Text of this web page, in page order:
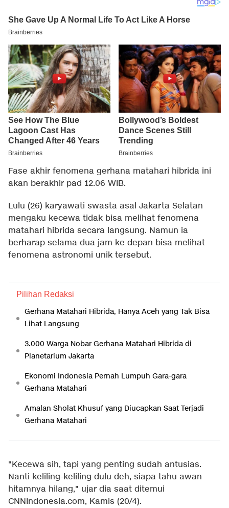
Fase akhir fenomena gerhana matahari hibrida ini
akan berakhir pad 12.06 WIB.
Lulu (26) karyawati swasta asal Jakarta Selatan
mengaku kecewa tidak bisa melihat fenomena
matahari hibrida secara langsung. Namun ia
berharap selama dua jam ke depan bisa melihat
fenomena astronomi unik tersebut.
Pilihan Redaksi
Gerhana Matahari Hibrida, Hanya Aceh yang Tak Bisa
Lihat Langsung
3.000 Warga Nobar Gerhana Matahari Hibrida di
Planetarium Jakarta
Ekonomi Indonesia Pernah Lumpuh Gara-gara
Gerhana Matahari
Amalan Sholat Khusuf yang Diucapkan Saat Terjadi
Gerhana Matahari
"Kecewa sih, tapi yang penting sudah antusias.
Nanti keliling-keliling dulu deh, siapa tahu awan
hitamnya hilang," ujar dia saat ditemui
CNNIndonesia.com, Kamis (20/4).